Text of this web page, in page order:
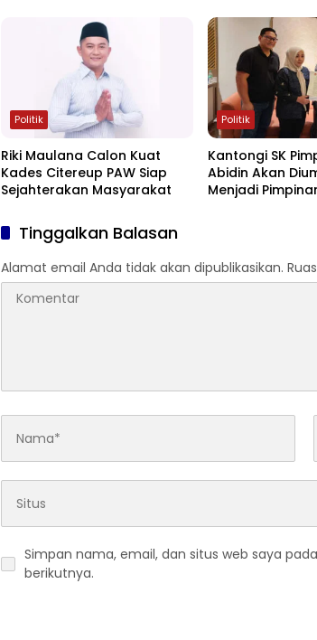
Politik
Riki Maulana Calon Kuat
Kades Citereup PAW Siap
Sejahterakan Masyarakat
Politik
Kantongi SK
Abidin Akan
Menjadi
Tinggalkan Balasan
Alamat email Anda tidak akan dipublikasikan.
Simpan nama, email, dan situs web saya
berikutnya.